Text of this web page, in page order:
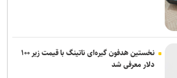
نخستین هدفون گیره‌ای ناتینگ با قیمت زیر ۱۰۰
دلار معرفی شد